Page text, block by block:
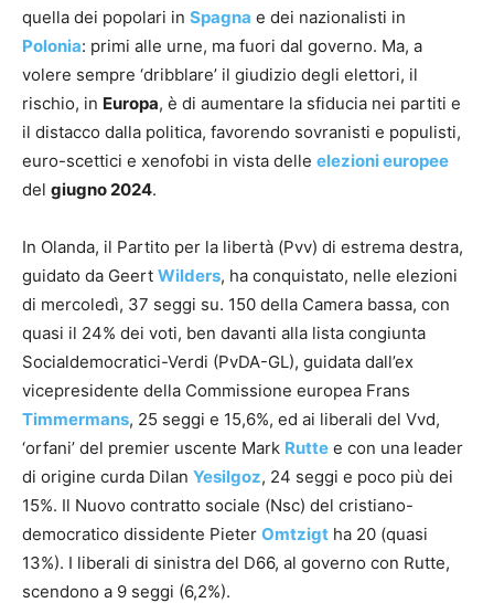
quella dei popolari in Spagna e dei nazionalisti in
Polonia: primi alle urne, ma fuori dal governo. Ma, a
volere sempre ‘dribblare’ il giudizio degli elettori, il
rischio, in Europa, è di aumentare la sfiducia nei partiti e
il distacco dalla politica, favorendo sovranisti e populisti,
euro-scettici e xenofobi in vista delle elezioni europee
del giugno 2024.
In Olanda, il Partito per la libertà (Pvv) di estrema destra,
guidato da Geert Wilders, ha conquistato, nelle elezioni
di mercoledì, 37 seggi su. 150 della Camera bassa, con
quasi il 24% dei voti, ben davanti alla lista congiunta
Socialdemocratici-Verdi (PvDA-GL), guidata dall’ex
vicepresidente della Commissione europea Frans
Timmermans, 25 seggi e 15,6%, ed ai liberali del Vvd,
‘orfani’ del premier uscente Mark Rutte e con una leader
di origine curda Dilan Yesilgoz, 24 seggi e poco più dei
15%. Il Nuovo contratto sociale (Nsc) del cristiano-
democratico dissidente Pieter Omtzigt ha 20 (quasi
13%). I liberali di sinistra del D66, al governo con Rutte,
scendono a 9 seggi (6,2%).